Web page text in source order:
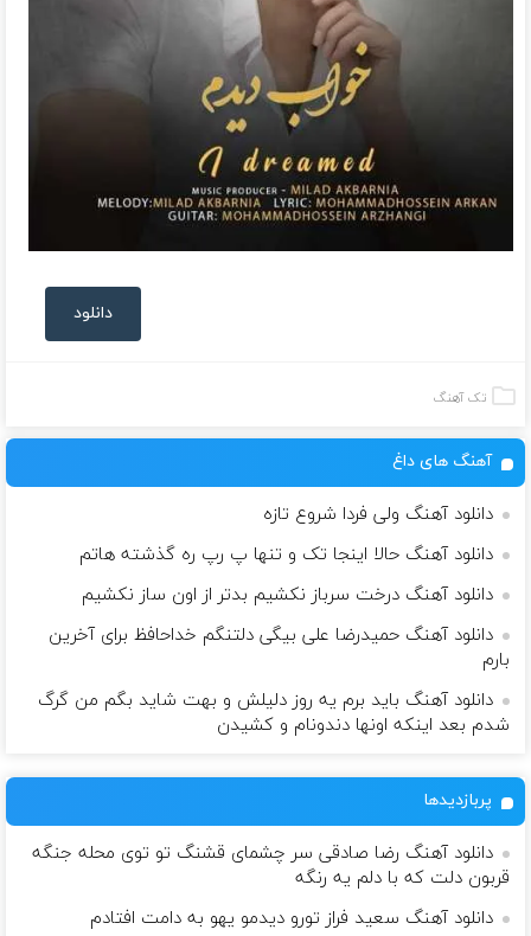
دانلود
تک آهنگ
آهنگ های داغ
دانلود آهنگ ولی فردا شروع تازه
دانلود آهنگ حالا اینجا تک و تنها پ رپ ره گذشته هاتم
دانلود آهنگ درخت سرباز نکشیم بدتر از اون ساز نکشیم
دانلود آهنگ حمیدرضا علی بیگی دلتنگم خداحافظ برای آخرین
بارم
دانلود آهنگ باید برم یه روز دلیلش و بهت شاید بگم من گرگ
شدم بعد اینکه اونها دندونام و کشیدن
پربازدیدها
دانلود آهنگ رضا صادقی سر چشمای قشنگ تو توی محله جنگه
قربون دلت که با دلم یه رنگه
دانلود آهنگ سعید فراز تورو دیدمو یهو به دامت افتادم